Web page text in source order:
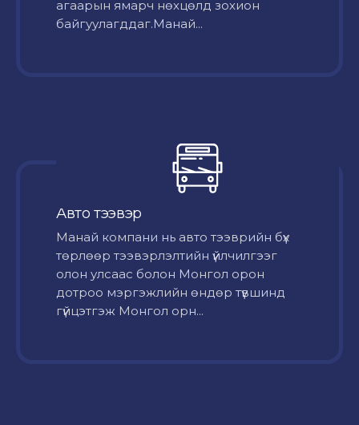
агаарын ямарч нөхцөлд зохион
байгуулагддаг.Манай...
Авто тээвэр
Mанай компани нь авто тээврийн бүх
төрлөөр тээвэрлэлтийн үйлчилгээг
олон улсаас болон Монгол орон
дотроо мэргэжлийн өндөр түвшинд
гүйцэтгэж Монгол орн...